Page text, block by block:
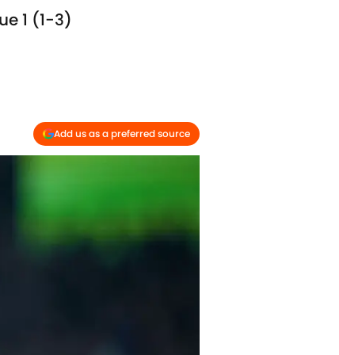
1 (1-3)
Add us as a preferred source